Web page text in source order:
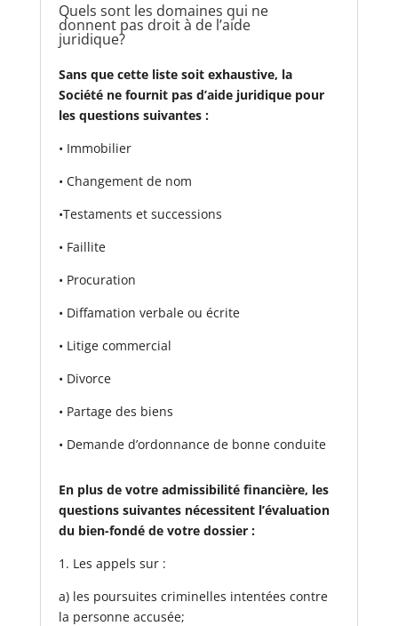
Quels sont les domaines qui ne
donnent pas droit à de l’aide
juridique?
Sans que cette liste soit exhaustive, la
Société ne fournit pas d’aide juridique pour
les questions suivantes :
• Immobilier
• Changement de nom
•Testaments et successions
• Faillite
• Procuration
• Diffamation verbale ou écrite
• Litige commercial
• Divorce
• Partage des biens
• Demande d’ordonnance de bonne conduite
En plus de votre admissibilité financière, les
questions suivantes nécessitent l’évaluation
du bien-fondé de votre dossier :
1. Les appels sur :
a) les poursuites criminelles intentées contre
la personne accusée;